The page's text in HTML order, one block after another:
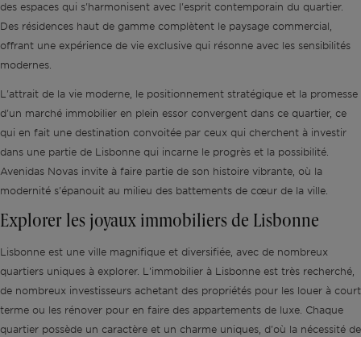
des espaces qui s'harmonisent avec l'esprit contemporain du quartier.
Des résidences haut de gamme complètent le paysage commercial,
offrant une expérience de vie exclusive qui résonne avec les sensibilités
modernes.
L'attrait de la vie moderne, le positionnement stratégique et la promesse
d'un marché immobilier en plein essor convergent dans ce quartier, ce
qui en fait une destination convoitée par ceux qui cherchent à investir
dans une partie de Lisbonne qui incarne le progrès et la possibilité.
Avenidas Novas invite à faire partie de son histoire vibrante, où la
modernité s'épanouit au milieu des battements de cœur de la ville.
Explorer les joyaux immobiliers de Lisbonne
Lisbonne est une ville magnifique et diversifiée, avec de nombreux
quartiers uniques à explorer. L'immobilier à Lisbonne est très recherché,
de nombreux investisseurs achetant des propriétés pour les louer à court
terme ou les rénover pour en faire des appartements de luxe. Chaque
quartier possède un caractère et un charme uniques, d'où la nécessité de